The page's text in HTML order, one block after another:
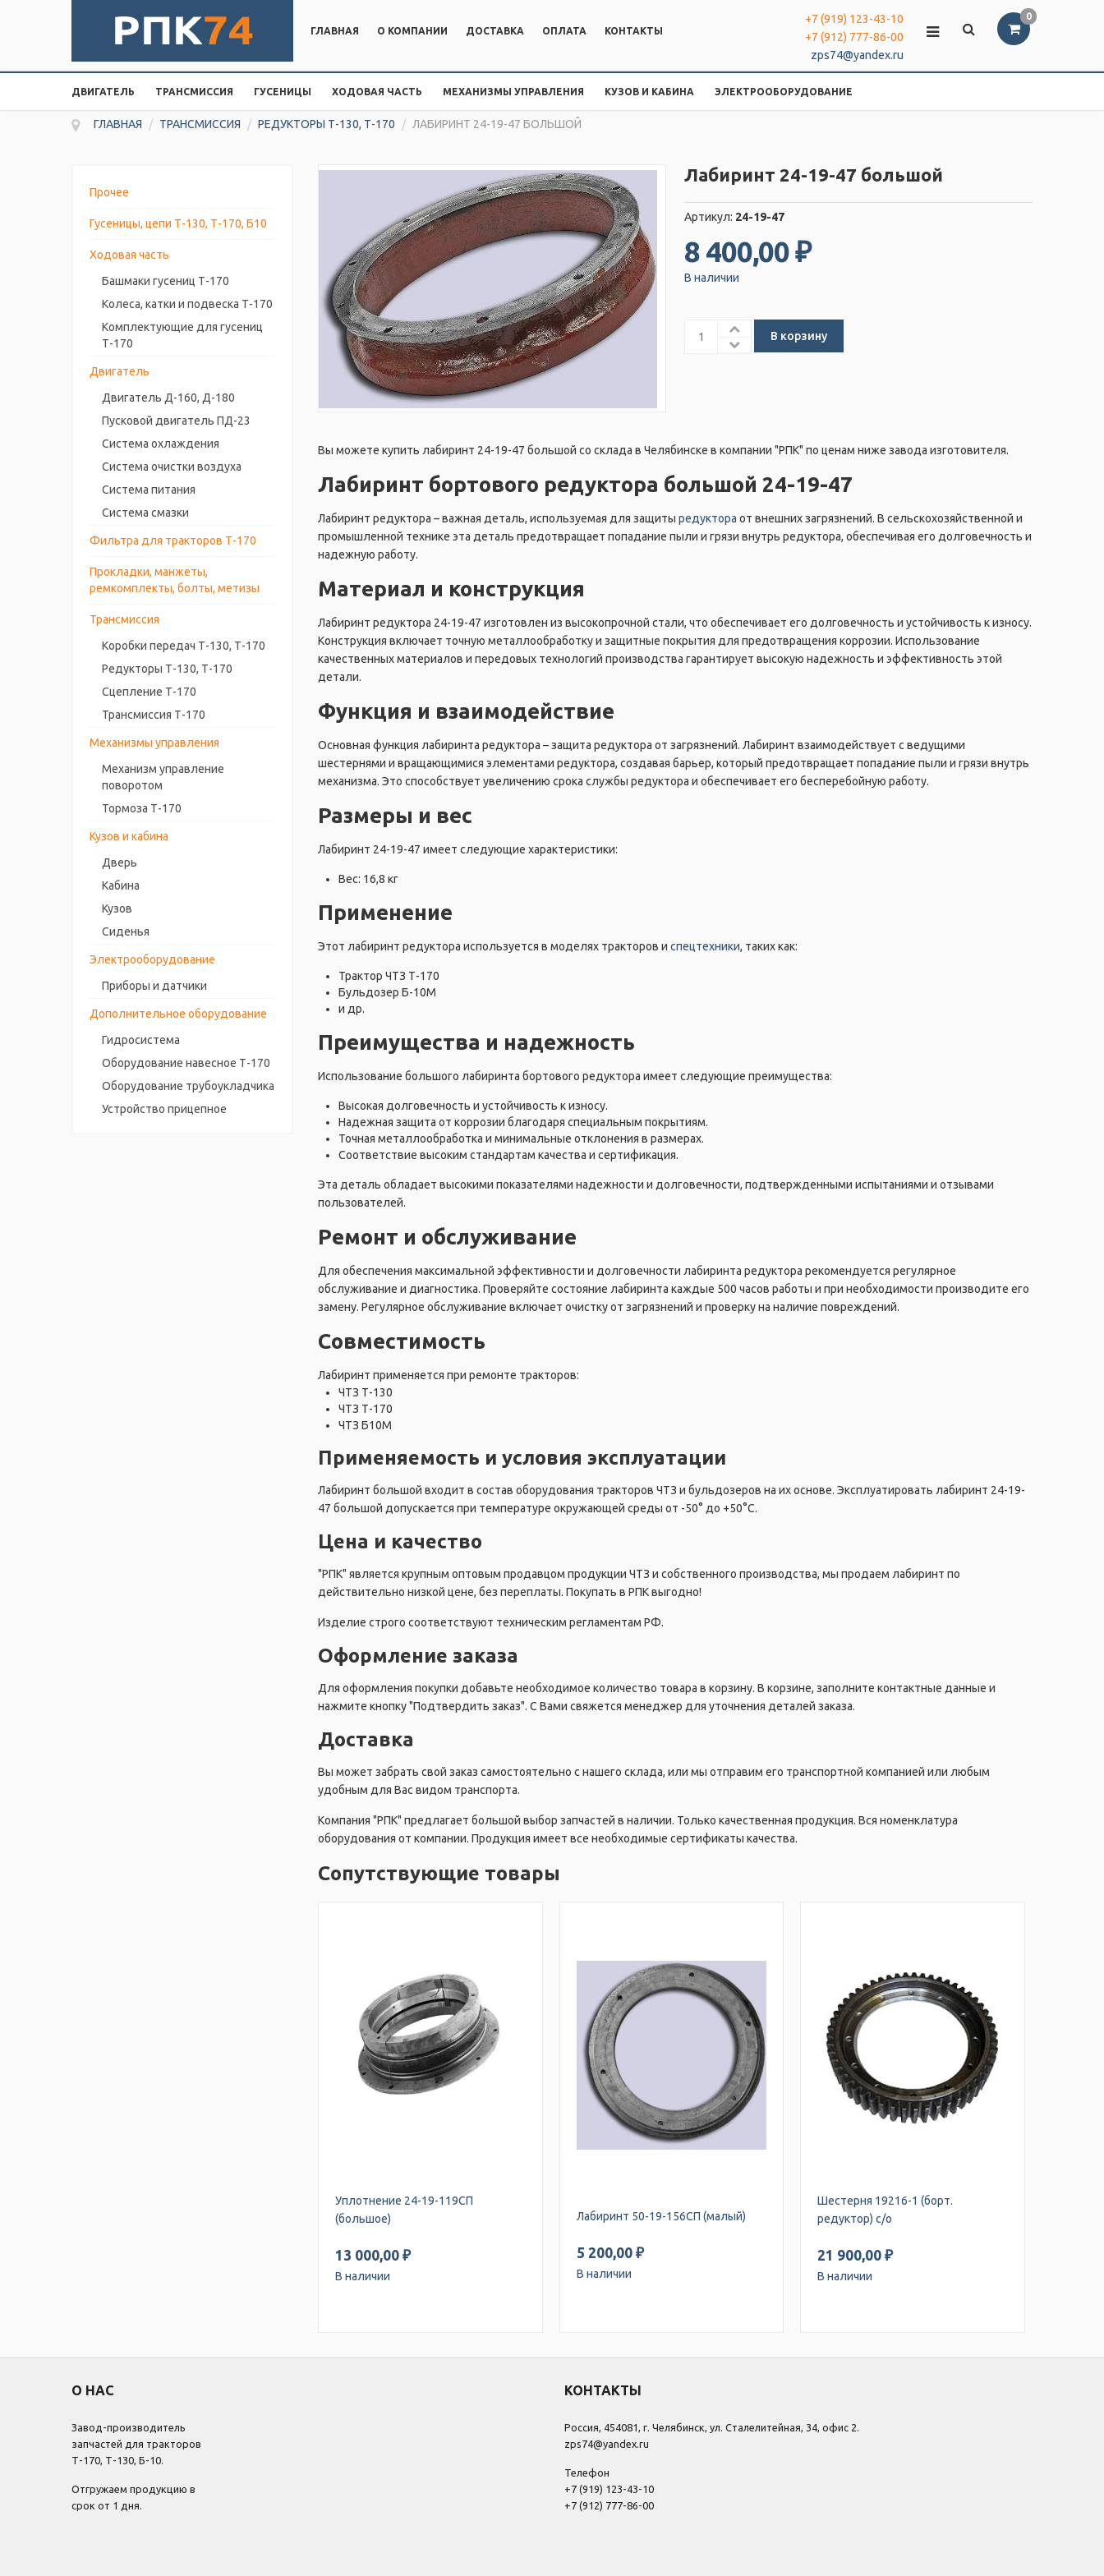
0
ГЛАВНАЯ
О КОМПАНИИ ДОСТАВКА ОПЛАТА КОНТАКТЫ
+7 (919) 123-43-10
+7 (912) 777-86-00
zps74@yandex.ru
ДВИГАТЕЛЬ ТРАНСМИССИЯ ГУСЕНИЦЫ ХОДОВАЯ ЧАСТЬ МЕХАНИЗМЫ УПРАВЛЕНИЯ КУЗОВ И КАБИНА ЭЛЕКТРООБОРУДОВАНИЕ
ГЛАВНАЯ / ТРАНСМИССИЯ / РЕДУКТОРЫ Т-130, Т-170 / ЛАБИРИНТ 24-19-47 БОЛЬШОЙ
Прочее
Гусеницы, цепи Т-130, Т-170, Б10
Ходовая часть
Башмаки гусениц Т-170
Колеса, катки и подвеска Т-170
Комплектующие для гусениц
Т-170
Двигатель
Двигатель Д-160, Д-180
Пусковой двигатель ПД-23
Система охлаждения
Система очистки воздуха
Система питания
Система смазки
Фильтра для тракторов Т-170
Прокладки, манжеты,
ремкомплекты, болты, метизы
Трансмиссия
Коробки передач Т-130, Т-170
Редукторы Т-130, Т-170
Сцепление Т-170
Трансмиссия Т-170
Механизмы управления
Механизм управление
поворотом
Тормоза Т-170
Кузов и кабина
Дверь
Кабина
Кузов
Сиденья
Электрооборудование
Приборы и датчики
Дополнительное оборудование
Гидросистема
Оборудование навесное Т-170
Оборудование трубоукладчика
Устройство прицепное
Лабиринт 24-19-47 большой
Артикул: 24-19-47
8 400,00 ₽
В наличии
Вы можете купить лабиринт 24-19-47 большой со склада в Челябинске в компании "РПК" по ценам ниже завода изготовителя.
Лабиринт бортового редуктора большой 24-19-47
Лабиринт редуктора – важная деталь, используемая для защиты редуктора от внешних загрязнений. В сельскохозяйственной и
промышленной технике эта деталь предотвращает попадание пыли и грязи внутрь редуктора, обеспечивая его долговечность и
надежную работу.
Материал и конструкция
Лабиринт редуктора 24-19-47 изготовлен из высокопрочной стали, что обеспечивает его долговечность и устойчивость к износу.
Конструкция включает точную металлообработку и защитные покрытия для предотвращения коррозии. Использование
качественных материалов и передовых технологий производства гарантирует высокую надежность и эффективность этой
детали.
Функция и взаимодействие
Основная функция лабиринта редуктора – защита редуктора от загрязнений. Лабиринт взаимодействует с ведущими
шестернями и вращающимися элементами редуктора, создавая барьер, который предотвращает попадание пыли и грязи внутрь
механизма. Это способствует увеличению срока службы редуктора и обеспечивает его бесперебойную работу.
Размеры и вес
Лабиринт 24-19-47 имеет следующие характеристики:
Вес: 16,8 кг
Применение
Этот лабиринт редуктора используется в моделях тракторов и спецтехники, таких как:
Трактор ЧТЗ Т-170
Бульдозер Б-10М
и др.
Преимущества и надежность
Использование большого лабиринта бортового редуктора имеет следующие преимущества:
Высокая долговечность и устойчивость к износу.
Надежная защита от коррозии благодаря специальным покрытиям.
Точная металлообработка и минимальные отклонения в размерах.
Соответствие высоким стандартам качества и сертификация.
Эта деталь обладает высокими показателями надежности и долговечности, подтвержденными испытаниями и отзывами
пользователей.
Ремонт и обслуживание
Для обеспечения максимальной эффективности и долговечности лабиринта редуктора рекомендуется регулярное
обслуживание и диагностика. Проверяйте состояние лабиринта каждые 500 часов работы и при необходимости производите его
замену. Регулярное обслуживание включает очистку от загрязнений и проверку на наличие повреждений.
Совместимость
Лабиринт применяется при ремонте тракторов:
ЧТЗ Т-130
ЧТЗ Т-170
ЧТЗ Б10М
Применяемость и условия эксплуатации
Лабиринт большой входит в состав оборудования тракторов ЧТЗ и бульдозеров на их основе. Эксплуатировать лабиринт 24-19-
47 большой допускается при температуре окружающей среды от -50° до +50°C.
Цена и качество
"РПК" является крупным оптовым продавцом продукции ЧТЗ и собственного производства, мы продаем лабиринт по
действительно низкой цене, без переплаты. Покупать в РПК выгодно!
Изделие строго соответствуют техническим регламентам РФ.
Оформление заказа
Для оформления покупки добавьте необходимое количество товара в корзину. В корзине, заполните контактные данные и
нажмите кнопку "Подтвердить заказ". С Вами свяжется менеджер для уточнения деталей заказа.
Доставка
Вы может забрать свой заказ самостоятельно с нашего склада, или мы отправим его транспортной компанией или любым
удобным для Вас видом транспорта.
Компания "РПК" предлагает большой выбор запчастей в наличии. Только качественная продукция. Вся номенклатура
оборудования от компании. Продукция имеет все необходимые сертификаты качества.
Сопутствующие товары
Уплотнение 24-19-119СП
(большое)
13 000,00 ₽
В наличии
Лабиринт 50-19-156СП (малый)
5 200,00 ₽
В наличии
Шестерня 19216-1 (борт.
редуктор) с/о
21 900,00 ₽
В наличии
О НАС
Завод-производитель
запчастей для тракторов
Т-170, Т-130, Б-10.
Отгружаем продукцию в
срок от 1 дня.
КОНТАКТЫ
Россия, 454081, г. Челябинск, ул. Сталелитейная, 34, офис 2.
zps74@yandex.ru
Телефон
+7 (919) 123-43-10
+7 (912) 777-86-00